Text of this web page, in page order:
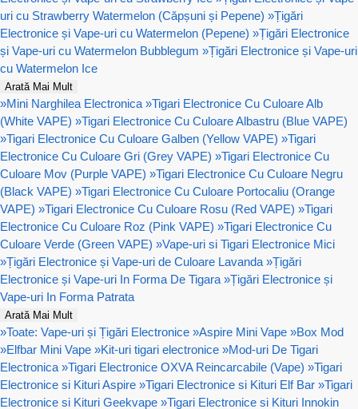
uri cu Strawberry Watermelon (Căpșuni și Pepene) »Țigări
Electronice și Vape-uri cu Watermelon (Pepene) »Țigări Electronice
și Vape-uri cu Watermelon Bubblegum »Țigări Electronice și Vape-uri
cu Watermelon Ice
Arată Mai Mult
»Mini Narghilea Electronica »Tigari Electronice Cu Culoare Alb
(White VAPE) »Tigari Electronice Cu Culoare Albastru (Blue VAPE)
»Tigari Electronice Cu Culoare Galben (Yellow VAPE) »Tigari
Electronice Cu Culoare Gri (Grey VAPE) »Tigari Electronice Cu
Culoare Mov (Purple VAPE) »Tigari Electronice Cu Culoare Negru
(Black VAPE) »Tigari Electronice Cu Culoare Portocaliu (Orange
VAPE) »Tigari Electronice Cu Culoare Rosu (Red VAPE) »Tigari
Electronice Cu Culoare Roz (Pink VAPE) »Tigari Electronice Cu
Culoare Verde (Green VAPE) »Vape-uri si Tigari Electronice Mici
»Țigări Electronice și Vape-uri de Culoare Lavanda »Țigări
Electronice și Vape-uri In Forma De Tigara »Țigări Electronice și
Vape-uri In Forma Patrata
Arată Mai Mult
»Toate: Vape-uri și Țigări Electronice »Aspire Mini Vape »Box Mod
»Elfbar Mini Vape »Kit-uri tigari electronice »Mod-uri De Tigari
Electronica »Tigari Electronice OXVA Reincarcabile (Vape) »Tigari
Electronice si Kituri Aspire »Tigari Electronice si Kituri Elf Bar »Tigari
Electronice si Kituri Geekvape »Tigari Electronice si Kituri Innokin